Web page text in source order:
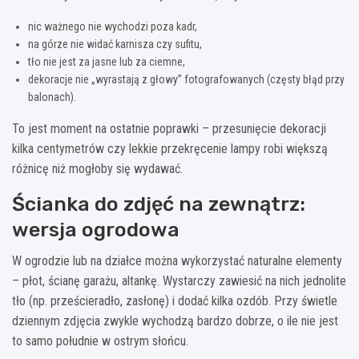
nic ważnego nie wychodzi poza kadr,
na górze nie widać karnisza czy sufitu,
tło nie jest za jasne lub za ciemne,
dekoracje nie „wyrastają z głowy” fotografowanych (częsty błąd przy
balonach).
To jest moment na ostatnie poprawki – przesunięcie dekoracji
kilka centymetrów czy lekkie przekręcenie lampy robi większą
różnicę niż mogłoby się wydawać.
Ścianka do zdjęć na zewnątrz:
wersja ogrodowa
W ogrodzie lub na działce można wykorzystać naturalne elementy
– płot, ścianę garażu, altankę. Wystarczy zawiesić na nich jednolite
tło (np. prześcieradło, zasłonę) i dodać kilka ozdób. Przy świetle
dziennym zdjęcia zwykle wychodzą bardzo dobrze, o ile nie jest
to samo południe w ostrym słońcu.